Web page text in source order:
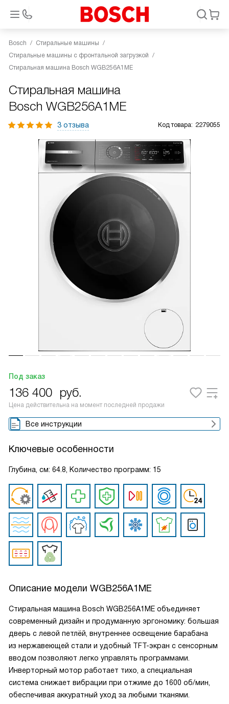
Bosch
Стиральные машины
Стиральные машины с фронтальной загрузкой
Стиральная машина Bosch WGB256A1ME
Стиральная машина
Bosch WGB256A1ME
3 отзыва Код товара: 2279055
Под заказ
136 400 руб.
Цена действительна на момент последней продажи
Все инструкции
Ключевые особенности
Глубина, см: 64.8, Количество программ: 15
Описание модели WGB256A1ME
Стиральная машина Bosch WGB256A1ME объединяет
современный дизайн и продуманную эргономику: большая
дверь с левой петлёй, внутреннее освещение барабана
из нержавеющей стали и удобный TFT-экран с сенсорным
вводом позволяют легко управлять программами.
Инверторный мотор работает тихо, а специальная
система снижает вибрации при отжиме до 1600 об/мин,
обеспечивая аккуратный уход за любыми тканями.